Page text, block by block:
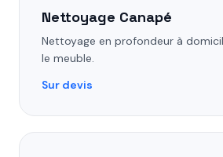
Nettoyage Canapé
Nettoyage en profondeur à
le meuble.
Sur devis